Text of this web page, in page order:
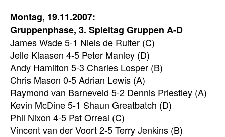
Montag, 19.11.2007:
Gruppenphase, 3. Spieltag Gruppen A-D
James Wade 5-1 Niels de Ruiter (C)
Jelle Klaasen 4-5 Peter Manley (D)
Andy Hamilton 5-3 Charles Losper (B)
Chris Mason 0-5 Adrian Lewis (A)
Raymond van Barneveld 5-2 Dennis Priestley (A)
Kevin McDine 5-1 Shaun Greatbatch (D)
Phil Nixon 4-5 Pat Orreal (C)
Vincent van der Voort 2-5 Terry Jenkins (B)